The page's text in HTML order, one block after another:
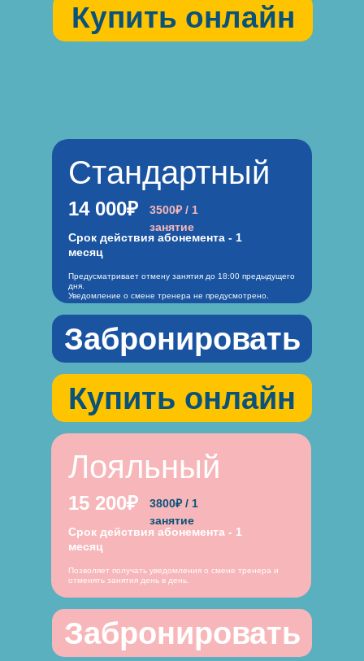
Купить онлайн
Предусматривает отмену занятия до 18:00 предыдущего
дня.
Уведомление о смене тренера не предусмотрено.
14 000₽
Срок действия абонемента - 1
месяц
3500₽ / 1
занятие
Стандартный
Позволяет получать уведомления о смене тренера и
отменять занятия день в день.
15 200₽
Срок действия абонемента - 1
месяц
3800₽ / 1
занятие
Лояльный
Забронировать
Купить онлайн
Забронировать